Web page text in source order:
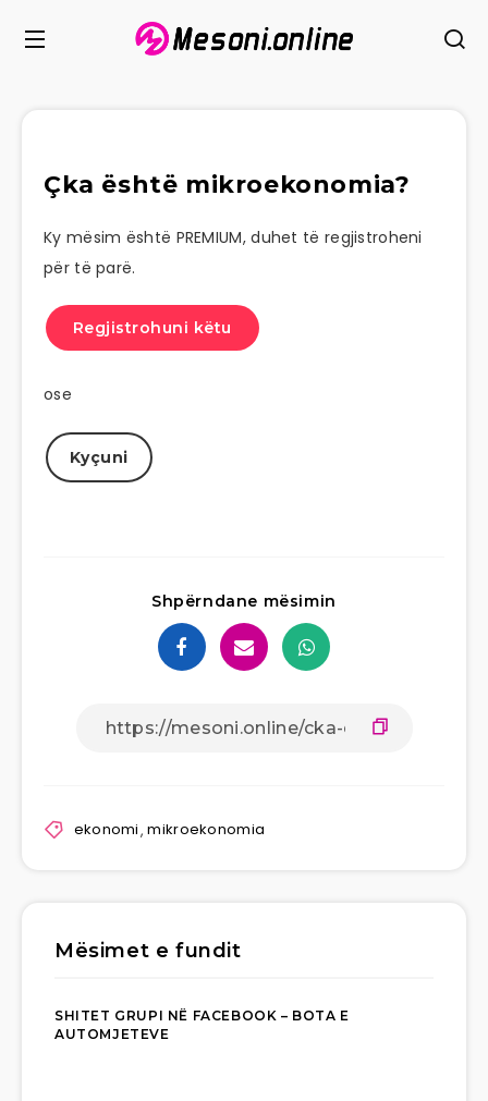
Çka është mikroekonomia?
Ky mësim është PREMIUM, duhet të regjistroheni
për të parë.
Regjistrohuni këtu
ose
Kyçuni
Shpërndane mësimin
ekonomi,mikroekonomia
Mësimet e fundit
SHITET GRUPI NË FACEBOOK – BOTA E
AUTOMJETEVE